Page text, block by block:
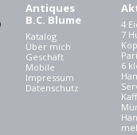
Antiques
B.C. Blume
Katalog
Über mich
Geschäft
Mobile
Impressum
Datenschutz
4
7
6